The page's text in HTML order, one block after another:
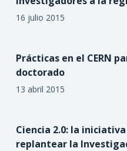
16 julio 2015
Prácticas en el CERN
doctorado
13 abril 2015
Ciencia 2.0: la
replantear la